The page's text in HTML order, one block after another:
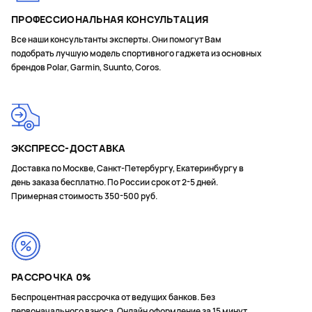
Разрешение дисплея: 466 x 466
Сенсорный дисплей
Время работы в режиме часов: 12 дней
В режиме только время: 20 дней
Предустановленные спортивные режимы: > 30
Графические дисплеи в спортивных режимах
Скорость / темп
Интервальная тренировка
Журнал тренировок
Измерение скорости и расстояния по данным датчика
каденса
Скорость и расстояние по данным GPS
ПРОФЕССИОНАЛЬНАЯ КОНСУЛЬТАЦИЯ
Все наши консультанты эксперты. Они помогут Вам
подобрать лучшую модель спортивного гаджета из основных
брендов Polar, Garmin, Suunto, Coros.
ЭКСПРЕСС-ДОСТАВКА
Доставка по Москве, Санкт-Петербургу, Екатеринбургу в
день заказа бесплатно. По России срок от 2-5 дней.
Примерная стоимость 350-500 руб.
РАССРОЧКА 0%
Беспроцентная рассрочка от ведущих банков. Без